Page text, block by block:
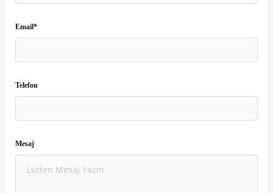
Email*
Telefon
Mesaj